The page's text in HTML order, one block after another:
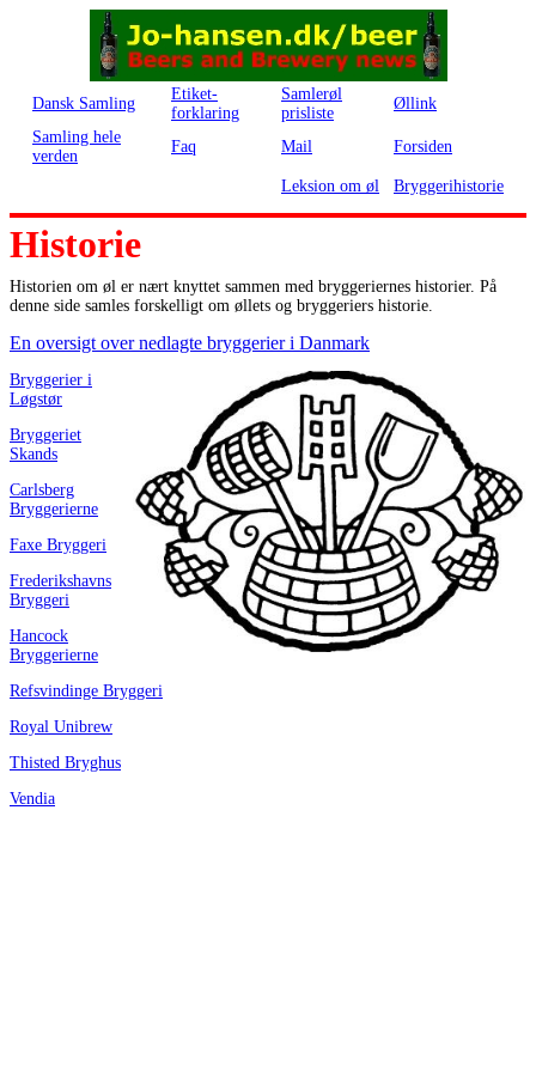
Dansk Samling
Etiket-
forklaring
Samlerøl
prisliste
Øllink
Samling hele
verden
Faq Mail Forsiden
Leksion om øl Bryggerihistorie
Historie
Historien om øl er nært knyttet sammen med bryggeriernes historier. På
denne side samles forskelligt om øllets og bryggeriers historie.
En oversigt over nedlagte bryggerier i Danmark
Bryggerier i
Løgstør
Bryggeriet
Skands
Carlsberg
Bryggerierne
Faxe Bryggeri
Frederikshavns
Bryggeri
Hancock
Bryggerierne
Refsvindinge Bryggeri
Royal Unibrew
Thisted Bryghus
Vendia